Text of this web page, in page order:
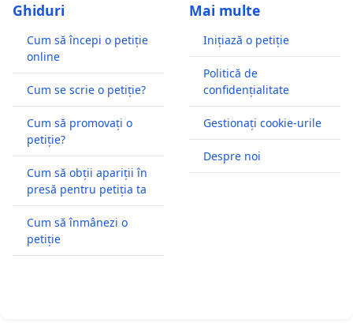
Ghiduri
Cum să începi o petiție
online
Cum se scrie o petiție?
Cum să promovați o
petiție?
Cum să obții apariții în
presă pentru petiția ta
Cum să înmânezi o
petiție
Mai multe
Inițiază o petiție
Politică de
confidențialitate
Gestionați cookie-urile
Despre noi